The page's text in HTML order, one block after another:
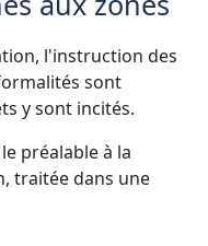
l'instruction des
sont
y sont incités.
préalable à la
traitée dans une